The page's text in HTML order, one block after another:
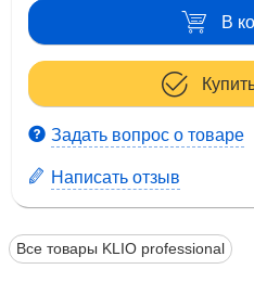
В
Задать вопрос о товаре
Написать отзыв
Все товары KLIO professional